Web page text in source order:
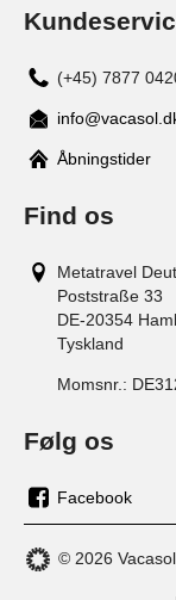
(+45) 7877
Åbningstider
Find os
Metatravel
Poststraße 33
DE-20354
Tyskland
Momsnr.:
Følg os
os
på
Facebook
© 2026 Vacasol